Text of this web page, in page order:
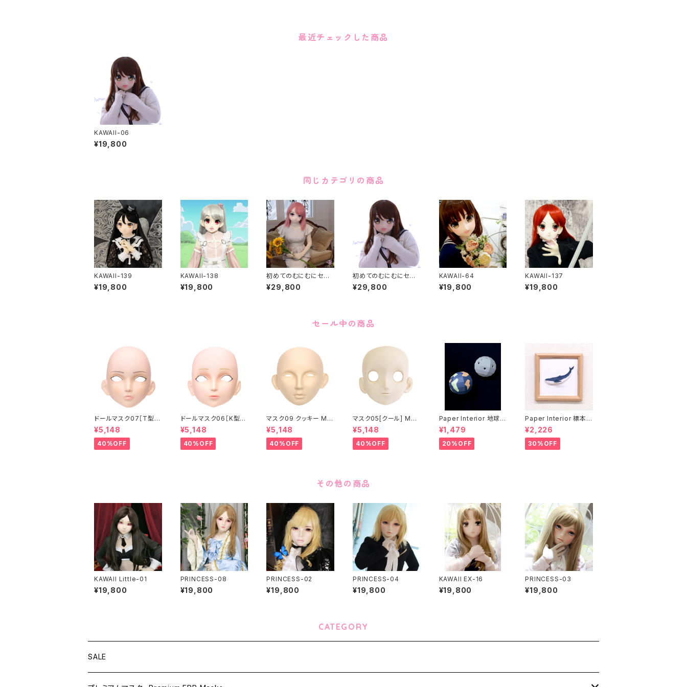
最近チェックした商品
KAWAII-06
¥19,800
同じカテゴリの商品
KAWAII-139
¥19,800
KAWAII-138
¥19,800
初めてのむにむにセット
KAWAII-68
¥29,800
初めてのむにむにセット
KAWAII-06
¥29,800
KAWAII-64
¥19,800
KAWAII-137
¥19,800
セール中の商品
ドールマスク07［T型］
化粧目穴処理済 MASK
07 [DOLL T] Openin
g eye hole and mak
e up
¥5,148
40%OFF
ドールマスク06［K型］
化粧目穴処理 MASK0
6 [DOLL K] Opening
eye hole and make
up
¥5,148
40%OFF
マスク09 クッキー MA
SK09 “COOKIE”
¥5,148
40%OFF
マスク05[クール] MAS
K05[COOL]
¥5,148
40%OFF
Paper Interior 地球と
月 earth and moon
¥1,479
20%OFF
Paper Interior 標本
クジラ specimen wh
ale
¥2,226
30%OFF
その他の商品
KAWAII Little-01
¥19,800
PRINCESS-08
¥19,800
PRINCESS-02
¥19,800
PRINCESS-04
¥19,800
KAWAII EX-16
¥19,800
PRINCESS-03
¥19,800
CATEGORY
SALE